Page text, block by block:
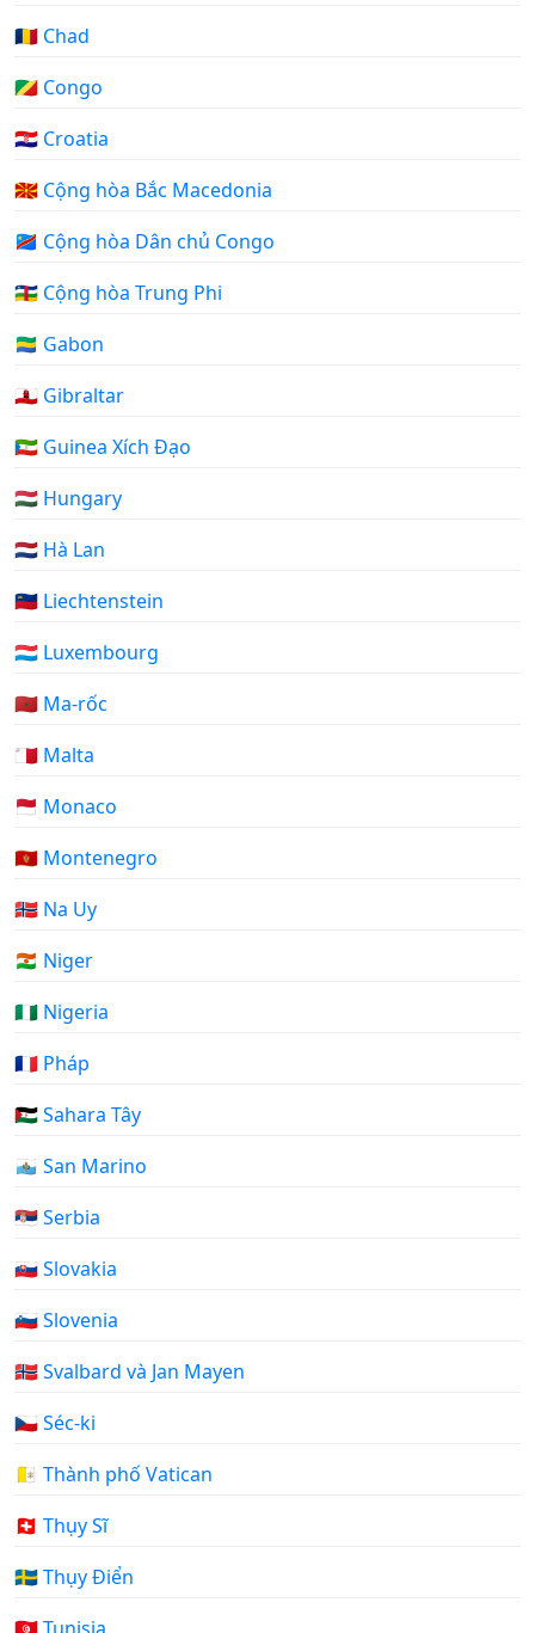
🇹🇩 Chad
🇨🇬 Congo
🇭🇷 Croatia
🇲🇰 Cộng hòa Bắc Macedonia
🇨🇩 Cộng hòa Dân chủ Congo
🇨🇫 Cộng hòa Trung Phi
🇬🇦 Gabon
🇬🇮 Gibraltar
🇬🇶 Guinea Xích Đạo
🇭🇺 Hungary
🇳🇱 Hà Lan
🇱🇮 Liechtenstein
🇱🇺 Luxembourg
🇲🇦 Ma-rốc
🇲🇹 Malta
🇲🇨 Monaco
🇲🇪 Montenegro
🇳🇴 Na Uy
🇳🇪 Niger
🇳🇬 Nigeria
🇫🇷 Pháp
🇪🇭 Sahara Tây
🇸🇲 San Marino
🇷🇸 Serbia
🇸🇰 Slovakia
🇸🇮 Slovenia
🇸🇯 Svalbard và Jan Mayen
🇨🇿 Séc-ki
🇻🇦 Thành phố Vatican
🇨🇭 Thụy Sĩ
🇸🇪 Thụy Điển